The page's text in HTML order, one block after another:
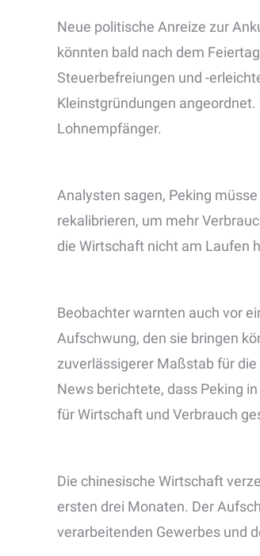
Neue politische Anreize zur
könnten bald nach dem
Steuerbefreiungen und -
Kleinstgründungen
Lohnempfänger.
Analysten sagen, Peking
rekalibrieren, um mehr
die Wirtschaft nicht am Laufen
Beobachter warnten auch vor
Aufschwung, den sie bringen
zuverlässigerer Maßstab für
News berichtete, dass Peking
für Wirtschaft und Verbrauch
Die chinesische Wirtschaft
ersten drei Monaten. Der
verarbeitenden Gewerbes und